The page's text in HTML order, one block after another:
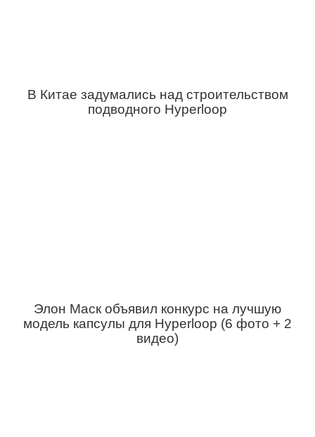
В Китае задумались над строительством
подводного Hyperloop
Элон Маск объявил конкурс на лучшую
модель капсулы для Hyperloop (6 фото + 2
видео)